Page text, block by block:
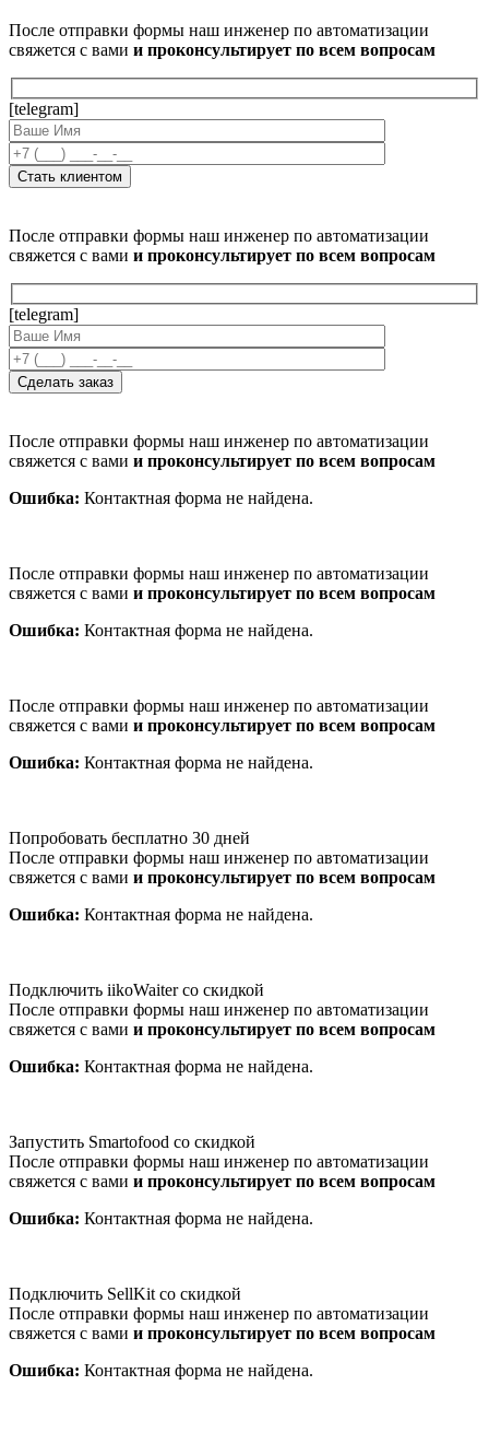
После отправки формы наш инженер по автоматизации
свяжется с вами и проконсультирует по всем вопросам
[telegram]
После отправки формы наш инженер по автоматизации
свяжется с вами и проконсультирует по всем вопросам
[telegram]
После отправки формы наш инженер по автоматизации
свяжется с вами и проконсультирует по всем вопросам
Ошибка: Контактная форма не найдена.
После отправки формы наш инженер по автоматизации
свяжется с вами и проконсультирует по всем вопросам
Ошибка: Контактная форма не найдена.
После отправки формы наш инженер по автоматизации
свяжется с вами и проконсультирует по всем вопросам
Ошибка: Контактная форма не найдена.
Попробовать бесплатно 30 дней
После отправки формы наш инженер по автоматизации
свяжется с вами и проконсультирует по всем вопросам
Ошибка: Контактная форма не найдена.
Подключить iikoWaiter со скидкой
После отправки формы наш инженер по автоматизации
свяжется с вами и проконсультирует по всем вопросам
Ошибка: Контактная форма не найдена.
Запустить Smartofood со скидкой
После отправки формы наш инженер по автоматизации
свяжется с вами и проконсультирует по всем вопросам
Ошибка: Контактная форма не найдена.
Подключить SellKit со скидкой
После отправки формы наш инженер по автоматизации
свяжется с вами и проконсультирует по всем вопросам
Ошибка: Контактная форма не найдена.